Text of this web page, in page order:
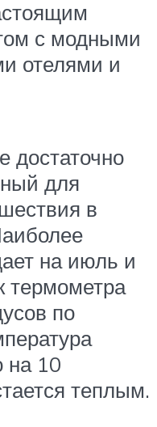
с модными
отелями и
достаточно
для
в
на июль и
термометра
по
на 10
теплым.